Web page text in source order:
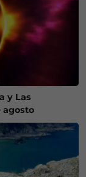
y Las
agosto